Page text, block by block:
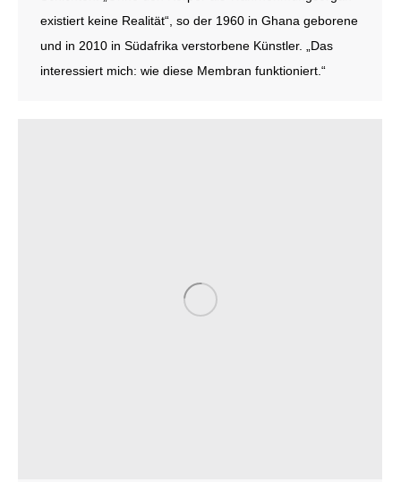
existiert keine Realität“, so der 1960 in Ghana geborene
und in 2010 in Südafrika verstorbene Künstler. „Das
interessiert mich: wie diese Membran funktioniert.“